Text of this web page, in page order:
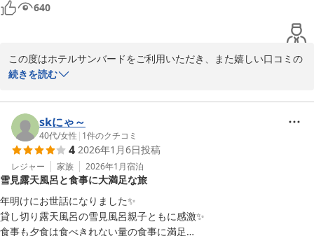
１１種類の貸切露天風呂 水上高原／奥利根温泉 ホテルサンバー
640
この度はホテルサンバードをご利用いただき、また嬉しい口コミの
ご投稿をいただき誠にありがとうございます。
初めての雪山旅行に当館をお選びいただき、心より御礼申し上げま
す。ゲレンデ目の前という立地の中で、お子様とのスキーや雪遊び
を安心してお楽しみいただけたご様子を大変嬉しく拝見いたしまし
た。
また、貸切露天風呂もご利用いただき、ご家族でのひとときをゆっ
くりお過ごしいただけたようで何よりでございます。お食事につき
ましても、夕食・朝食ともにご満足いただけたとのこと、調理スタ
ッフにとっても大変励みとなります。
続きを読む
skにゃ～
40代/女性 | 1件のクチコミ
4 2026年1月6日投稿
レジャー 家族 2026年1月宿泊
雪見露天風呂と食事に大満足な旅
年明けにお世話になりました✨
貸し切り露天風呂の雪見風呂親子ともに感激✨
食事も夕食は食べきれない量の食事に満足